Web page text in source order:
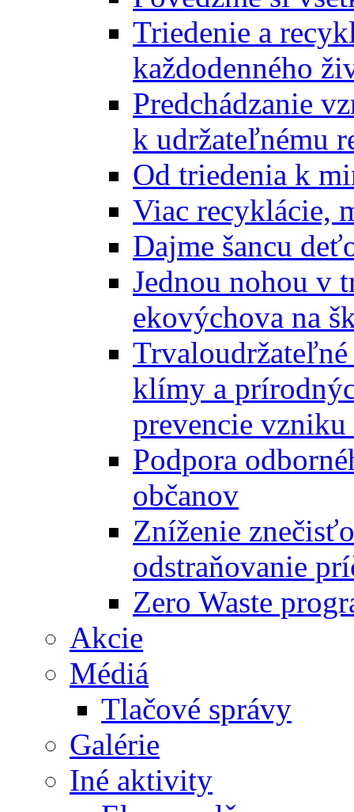
Triedenie a
každodenného
Predchádzanie
k udržateľnému
Od triedenia k
Viac recyklácie,
Dajme šancu
Jednou nohou v
ekovýchova na
klímy a
prevencie vzniku
Podpora
občanov
Zníženie
odstraňovanie
Zero Waste
Akcie
Médiá
Tlačové správy
Galérie
Iné aktivity